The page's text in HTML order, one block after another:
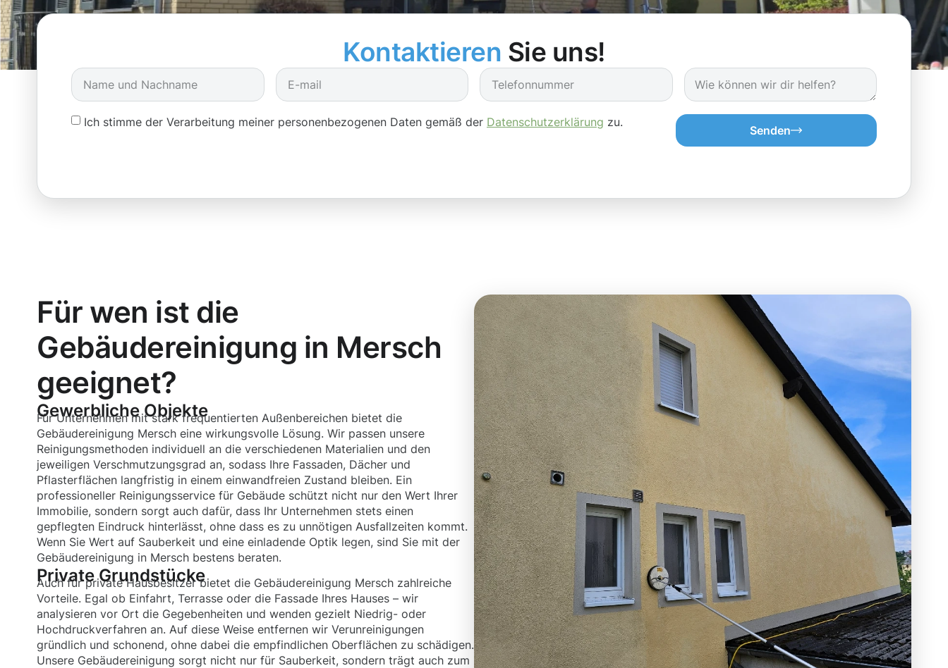
Kontaktieren Sie uns!
Ich stimme der Verarbeitung meiner personenbezogenen Daten gemäß der Datenschutzerklärung zu.
Senden
Für wen ist die
Gebäudereinigung in Mersch
geeignet?
Gewerbliche Objekte
Für Unternehmen mit stark frequentierten Außenbereichen bietet die
Gebäudereinigung Mersch eine wirkungsvolle Lösung. Wir passen unsere
Reinigungsmethoden individuell an die verschiedenen Materialien und den
jeweiligen Verschmutzungsgrad an, sodass Ihre Fassaden, Dächer und
Pflasterflächen langfristig in einem einwandfreien Zustand bleiben. Ein
professioneller Reinigungsservice für Gebäude schützt nicht nur den Wert Ihrer
Immobilie, sondern sorgt auch dafür, dass Ihr Unternehmen stets einen
gepflegten Eindruck hinterlässt, ohne dass es zu unnötigen Ausfallzeiten kommt.
Wenn Sie Wert auf Sauberkeit und eine einladende Optik legen, sind Sie mit der
Gebäudereinigung in Mersch bestens beraten.
Private Grundstücke
Auch für private Hausbesitzer bietet die Gebäudereinigung Mersch zahlreiche
Vorteile. Egal ob Einfahrt, Terrasse oder die Fassade Ihres Hauses – wir
analysieren vor Ort die Gegebenheiten und wenden gezielt Niedrig- oder
Hochdruckverfahren an. Auf diese Weise entfernen wir Verunreinigungen
gründlich und schonend, ohne dabei die empfindlichen Oberflächen zu schädigen.
Unsere Gebäudereinigung sorgt nicht nur für Sauberkeit, sondern trägt auch zum